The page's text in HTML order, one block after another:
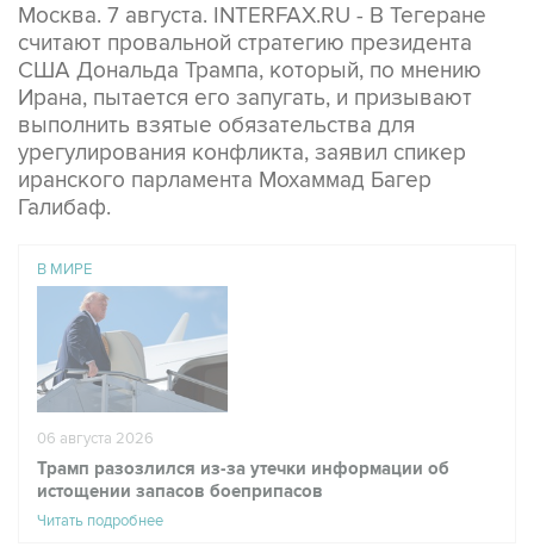
Москва. 7 августа. INTERFAX.RU - В Тегеране
считают провальной стратегию президента
США Дональда Трампа, который, по мнению
Ирана, пытается его запугать, и призывают
выполнить взятые обязательства для
урегулирования конфликта, заявил спикер
иранского парламента Мохаммад Багер
Галибаф.
В МИРЕ
06 августа 2026
Трамп разозлился из-за утечки информации об
истощении запасов боеприпасов
Читать подробнее